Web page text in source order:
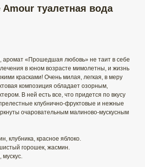
туалетная вода
аромат «Прошедшая любовь» не таит в себе
в юном возрасте мимолетны, и жизнь
красками! Очень милая, легкая, в меру
композиция обладает озорным,
В ней есть все, что придется по вкусу
клубнично-фруктовые и нежные
очаровательным малиново-мускусным
клубника, красное яблоко.
горошек, жасмин.